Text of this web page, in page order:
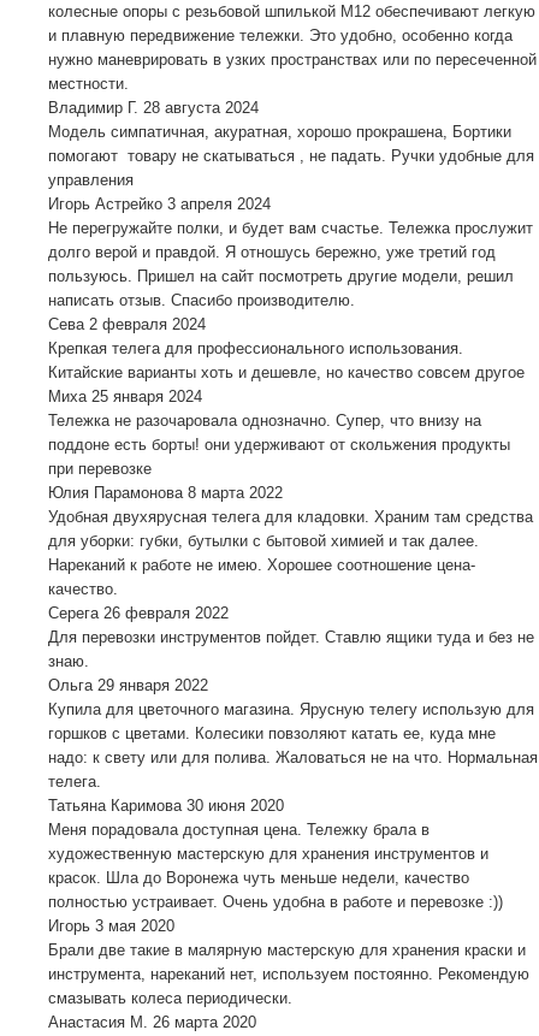
колесные опоры с резьбовой шпилькой М12 обеспечивают легкую
и плавную передвижение тележки. Это удобно, особенно когда
нужно маневрировать в узких пространствах или по пересеченной
местности.
Владимир Г. 28 августа 2024
Модель симпатичная, акуратная, хорошо прокрашена, Бортики
помогают товару не скатываться , не падать. Ручки удобные для
управления
Игорь Астрейко 3 апреля 2024
Не перегружайте полки, и будет вам счастье. Тележка прослужит
долго верой и правдой. Я отношусь бережно, уже третий год
пользуюсь. Пришел на сайт посмотреть другие модели, решил
написать отзыв. Спасибо производителю.
Сева 2 февраля 2024
Крепкая телега для профессионального использования.
Китайские варианты хоть и дешевле, но качество совсем другое
Миха 25 января 2024
Тележка не разочаровала однозначно. Супер, что внизу на
поддоне есть борты! они удерживают от скольжения продукты
при перевозке
Юлия Парамонова 8 марта 2022
Удобная двухярусная телега для кладовки. Храним там средства
для уборки: губки, бутылки с бытовой химией и так далее.
Нареканий к работе не имею. Хорошее соотношение цена-
качество.
Серега 26 февраля 2022
Для перевозки инструментов пойдет. Ставлю ящики туда и без не
знаю.
Ольга 29 января 2022
Купила для цветочного магазина. Ярусную телегу использую для
горшков с цветами. Колесики повзоляют катать ее, куда мне
надо: к свету или для полива. Жаловаться не на что. Нормальная
телега.
Татьяна Каримова 30 июня 2020
Меня порадовала доступная цена. Тележку брала в
художественную мастерскую для хранения инструментов и
красок. Шла до Воронежа чуть меньше недели, качество
полностью устраивает. Очень удобна в работе и перевозке :))
Игорь 3 мая 2020
Брали две такие в малярную мастерскую для хранения краски и
инструмента, нареканий нет, используем постоянно. Рекомендую
смазывать колеса периодически.
Анастасия М. 26 марта 2020